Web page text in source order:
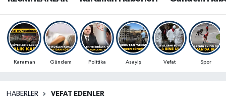
Karaman Gündem Politika Asayiş Vefat Spor
HABERLER VEFAT EDENLER
Güncel Haberler
Spor Haberleri
Ulusal Haberler